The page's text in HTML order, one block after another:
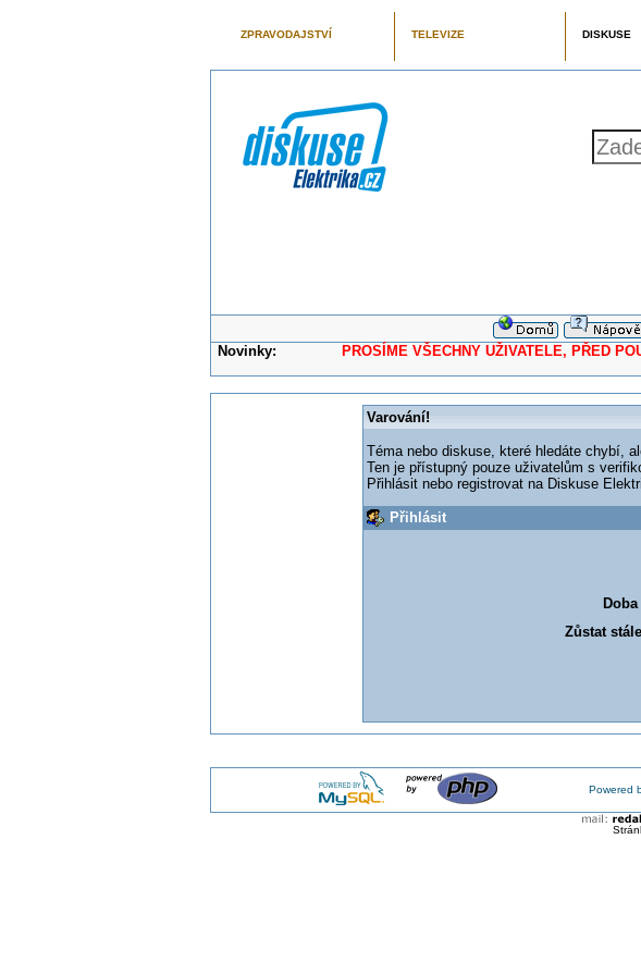
ZPRAVODAJSTVÍ TELEVIZE DISKUSE
Novinky: PROSÍME VŠECHNY UŽIVATELE, PŘED
Varování!
Téma nebo diskuse, které hledáte chybí,
Ten je přístupný pouze uživatelům s
Přihlásit nebo registrovat na Diskuse
Přihlásit
Zůstat
Powered